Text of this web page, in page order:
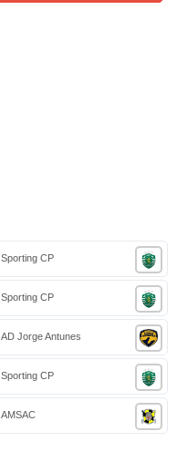
Sporting CP
Sporting CP
AD Jorge Antunes
Sporting CP
AMSAC